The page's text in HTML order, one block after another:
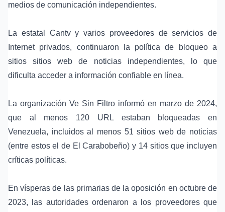
medios de comunicación independientes.
La estatal Cantv y varios proveedores de servicios de
Internet privados, continuaron la política de bloqueo a
sitios sitios web de noticias independientes, lo que
dificulta acceder a información confiable en línea.
La organización Ve Sin Filtro informó en marzo de 2024,
que al menos 120 URL estaban bloqueadas en
Venezuela, incluidos al menos 51 sitios web de noticias
(entre estos el de El Carabobeño) y 14 sitios que incluyen
críticas políticas.
En vísperas de las primarias de la oposición en octubre de
2023, las autoridades ordenaron a los proveedores que